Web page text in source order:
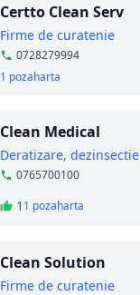
Certto Clean Serv
Firme de curatenie
0728279994
1 pozaharta
Clean Medical
Deratizare, dezinsectie
0765700100
1 1 pozaharta
Clean Solution
Firme de curatenie